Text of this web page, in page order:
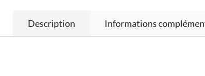
Description Informations